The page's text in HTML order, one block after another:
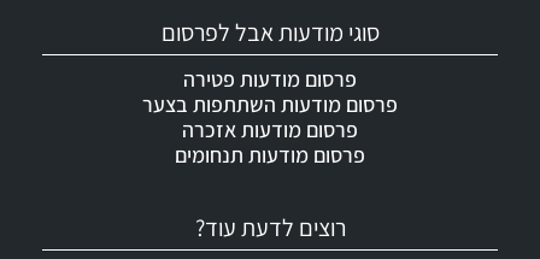
רוצים לדעת עוד?
סוגי מודעות אבל לפרסום
פרסום מודעות פטירה
פרסום מודעות השתתפות בצער
פרסום מודעות אזכרה
פרסום מודעות תנחומים